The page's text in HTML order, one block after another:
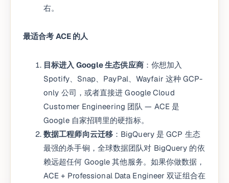
右。
最适合考 ACE 的人
目标进入 Google 生态供应商：你想加入
Spotify、Snap、PayPal、Wayfair 这种 GCP-
only 公司，或者直接进 Google Cloud
Customer Engineering 团队 — ACE 是
Google 自家招聘里的硬指标。
数据工程师向云迁移：BigQuery 是 GCP 生态
最强的杀手锏，全球数据团队对 BigQuery 的依
赖远超任何 Google 其他服务。如果你做数据，
ACE + Professional Data Engineer 双证组合在